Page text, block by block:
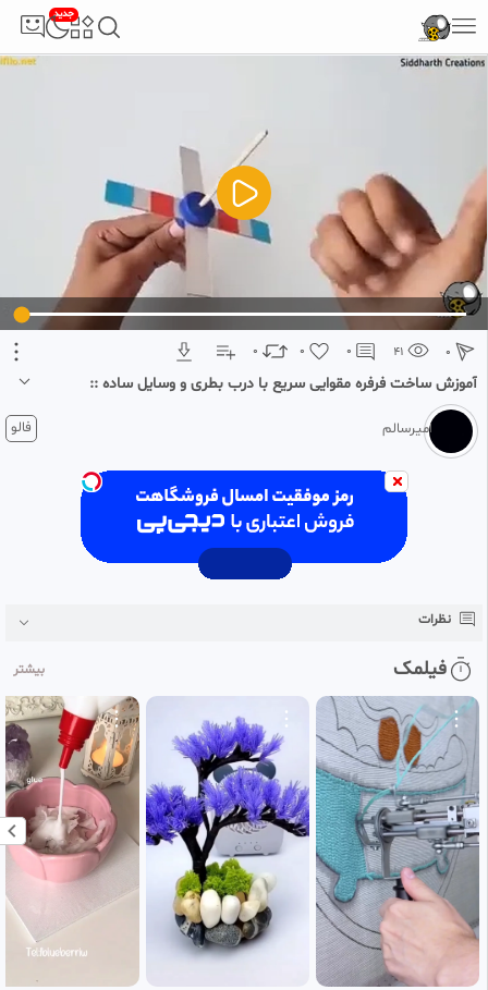
جدید
تبلیغ 1 از 2
0 0 0 41 0
آموزش ساخت فرفره مقوایی سریع با درب بطری و وسایل ساده ::
کاردستی خلاقانه و سرگرم کننده
آموزش ساخت فرفره مقوایی سریع با درب بطری و وسایل ساده :: کاردستی
خلاقانه و سرگرم کننده
امیرسالم فالو
نظرات
فیلمک بیشتر